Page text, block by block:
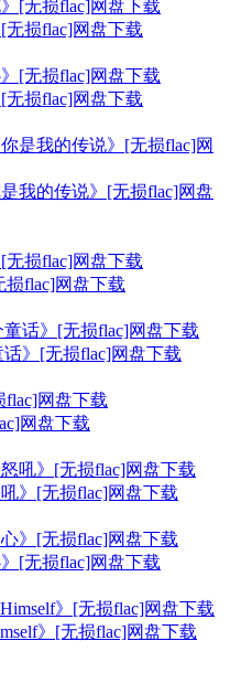
损flac]网盘下载
无损flac]网盘下载
我的传说》[无损flac]网盘
flac]网盘下载
》[无损flac]网盘下载
网盘下载
》[无损flac]网盘下载
[无损flac]网盘下载
》[无损flac]网盘下载